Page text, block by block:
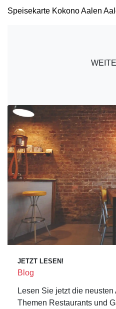
Speisekarte Kokono Aalen
JETZT LESEN!
Blog
Lesen Sie jetzt die
Themen Restaurants und